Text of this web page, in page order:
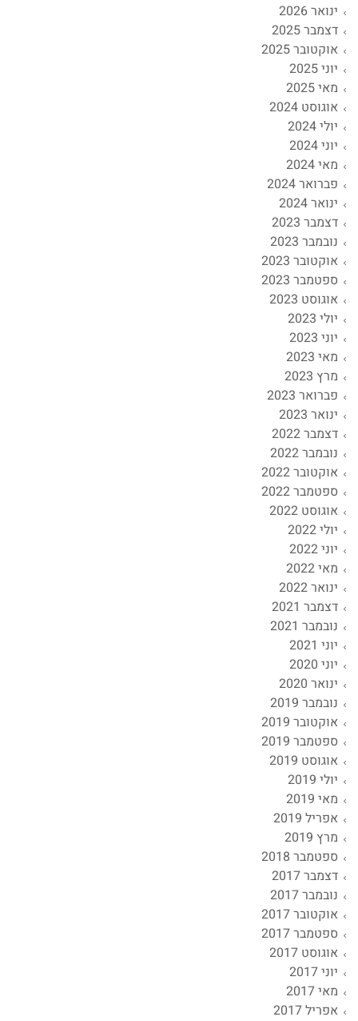
ינואר 2026
דצמבר 2025
אוקטובר 2025
יוני 2025
מאי 2025
אוגוסט 2024
יולי 2024
יוני 2024
מאי 2024
פברואר 2024
ינואר 2024
דצמבר 2023
נובמבר 2023
אוקטובר 2023
ספטמבר 2023
אוגוסט 2023
יולי 2023
יוני 2023
מאי 2023
מרץ 2023
פברואר 2023
ינואר 2023
דצמבר 2022
נובמבר 2022
אוקטובר 2022
ספטמבר 2022
אוגוסט 2022
יולי 2022
יוני 2022
מאי 2022
ינואר 2022
דצמבר 2021
נובמבר 2021
יוני 2021
יוני 2020
ינואר 2020
נובמבר 2019
אוקטובר 2019
ספטמבר 2019
אוגוסט 2019
יולי 2019
מאי 2019
אפריל 2019
מרץ 2019
ספטמבר 2018
דצמבר 2017
נובמבר 2017
אוקטובר 2017
ספטמבר 2017
אוגוסט 2017
יוני 2017
מאי 2017
אפריל 2017